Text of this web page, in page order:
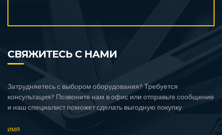
СВЯЖИТЕСЬ С НАМИ
Затрудняетесь с выбором оборудования? Требуется
консультация? Позвоните нам в офис или отправьте сообщение
и наш специалист поможет сделать выгодную покупку.
ИМЯ